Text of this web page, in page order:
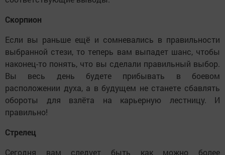
Скорпион
Если вы раньше ещё и сомневались в правильности
выбранной стези, то теперь вам выпадет шанс, чтобы
наконец-то понять, что вы сделали правильный выбор.
Вы весь день будете прибывать в боевом
расположении духа, а в будущем не станете сбавлять
обороты для взлёта на карьерную лестницу. И
правильно!
Стрелец
Сегодня вам следует быть как можно более